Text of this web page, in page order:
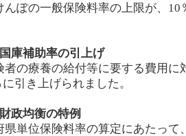
んぽの一般保険料率の上限が、
国庫補助率の引上げ
者の療養の給付等に要する費用に
に引き上げられました。
財政均衡の特例
県単位保険料率の算定にあたって